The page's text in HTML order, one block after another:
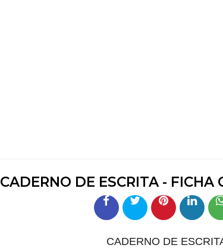
CADERNO DE ESCRITA - FICHA
CADERNO DE